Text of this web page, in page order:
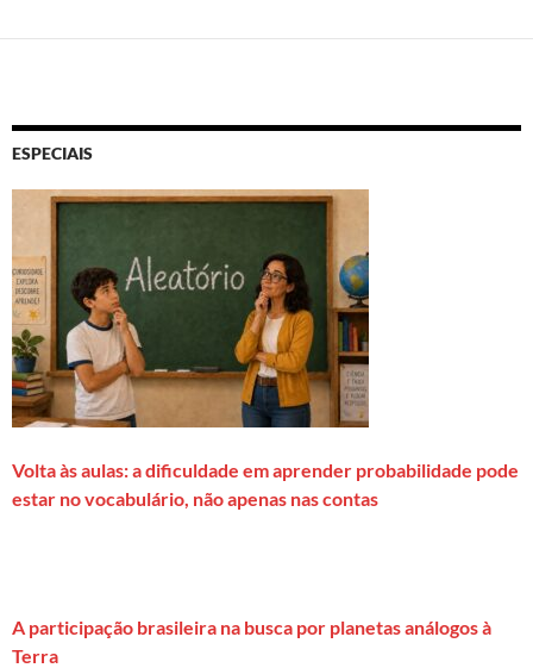
ESPECIAIS
Volta às aulas: a dificuldade em aprender probabilidade pode
estar no vocabulário, não apenas nas contas
A participação brasileira na busca por planetas análogos à
Terra